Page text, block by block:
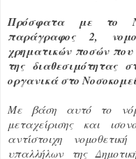
Πρόσφατα με το
παράγραφος 2,
χρηματικών ποσών
της διαθεσιμότη­τας
οργανικά στο
Με βάση αυτό το
μεταχείρισης και
αντίστοιχη
υπαλλήλων της